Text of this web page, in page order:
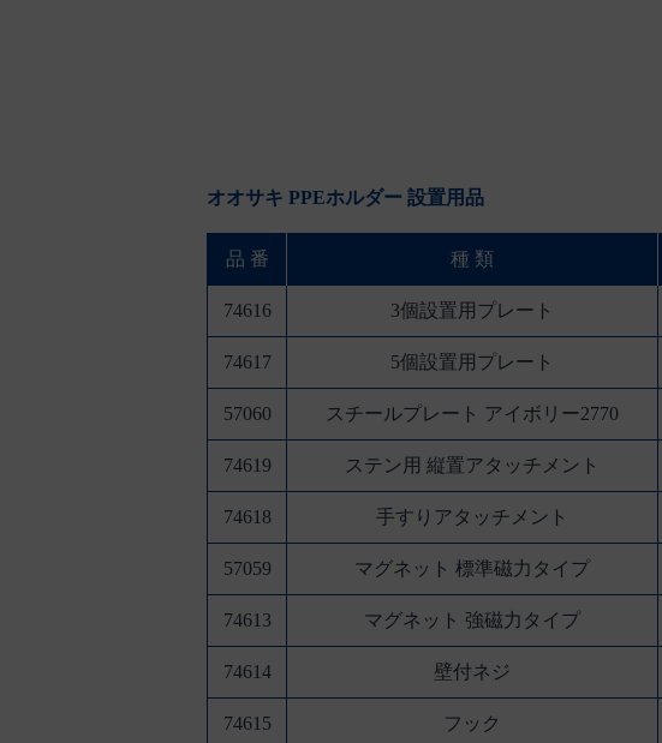
オオサキ PPEホルダー 設置用品
品 番 種 類
74616 3個設置用プレート
74617 5個設置用プレート
57060 スチールプレート アイボリー2770
74619 ステン用 縦置アタッチメント
74618 手すりアタッチメント
57059 マグネット 標準磁力タイプ
74613 マグネット 強磁力タイプ
74614 壁付ネジ
74615 フック